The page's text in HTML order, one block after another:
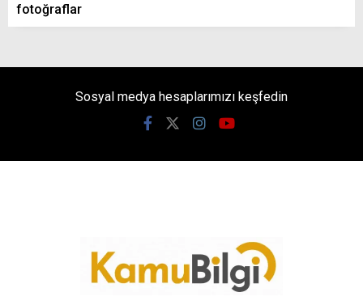
fotoğraflar
Sosyal medya hesaplarımızı keşfedin